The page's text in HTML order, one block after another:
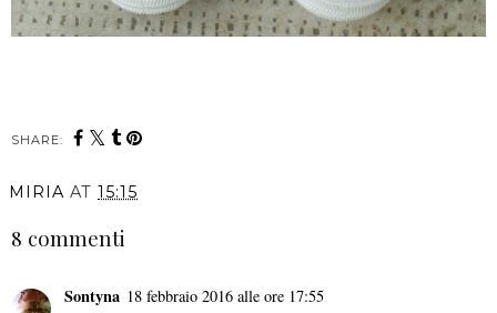
SHARE:
MIRIA AT 15:15
8 commenti
Sontyna 18 febbraio 2016 alle ore 17:55